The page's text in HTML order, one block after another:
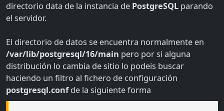
directorio data de la instancia de PostgreSQL parando
el servidor.
El directorio de datos se encuentra normalmente en
/var/lib/postgresql/16/main pero por si alguna
distribución lo cambia de sitio lo podeis buscar
haciendo un filtro al fichero de configuración
postgresql.confde la siguiente forma